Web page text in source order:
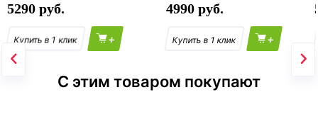
5290
+
4990
+
С этим товаром покупают